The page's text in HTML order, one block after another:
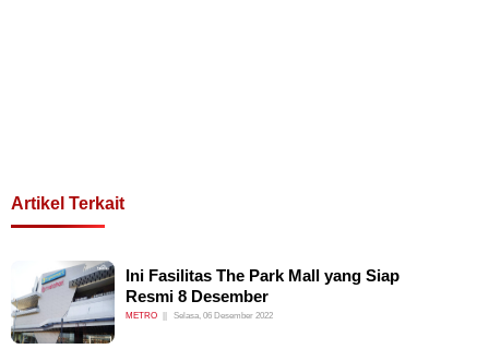
Artikel Terkait
Ini Fasilitas The Park Mall yang Siap
Resmi 8 Desember
METRO Selasa, 06 Desember 2022